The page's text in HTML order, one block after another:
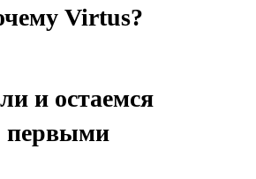
Virtus?
и остаемся
первыми